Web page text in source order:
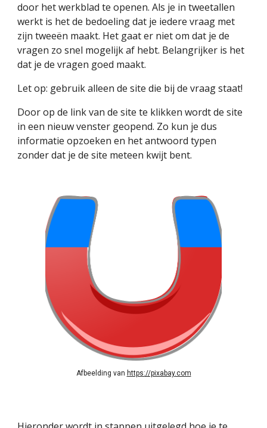
door het werkblad te openen. Als je in tweetallen
werkt is het de bedoeling dat je iedere vraag met
zijn tweeën maakt. Het gaat er niet om dat je de
vragen zo snel mogelijk af hebt. Belangrijker is het
dat je de vragen goed maakt.
Let op: gebruik alleen de site die bij de vraag staat!
Door op de link van de site te klikken wordt de site
in een nieuw venster geopend. Zo kun je dus
informatie opzoeken en het antwoord typen
zonder dat je de site meteen kwijt bent.
Afbeelding van https://pixabay.com